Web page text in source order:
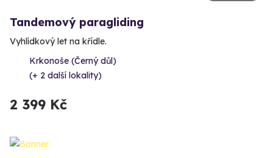
Tandemový paragliding
Vyhlídkový let na křídle.
Krkonoše (Černý důl)
(+ 2 další lokality)
2 399 Kč